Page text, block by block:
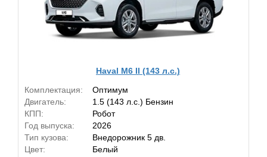
Haval M6 II (143 л.с.)
Комплектация:
Оптимум
Двигатель:
1.5 (143 л.с.) Бензин
КПП:
Робот
Год выпуска:
2026
Тип кузова:
Внедорожник 5 дв.
Цвет:
Белый